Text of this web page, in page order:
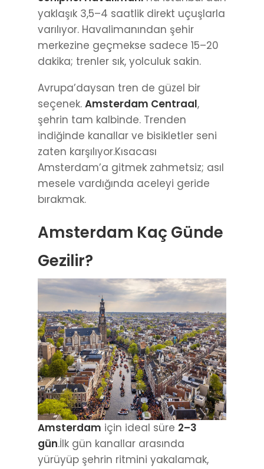
yaklaşık 3,5–4 saatlik direkt uçuşlarla
varılıyor. Havalimanından şehir
merkezine geçmekse sadece 15–20
dakika; trenler sık, yolculuk sakin.
Avrupa’daysan tren de güzel bir
seçenek. Amsterdam Centraal,
şehrin tam kalbinde. Trenden
indiğinde kanallar ve bisikletler seni
zaten karşılıyor.Kısacası
Amsterdam’a gitmek zahmetsiz; asıl
mesele vardığında aceleyi geride
bırakmak.
Amsterdam Kaç Günde
Gezilir?
Amsterdam için ideal süre 2–3
gün.İlk gün kanallar arasında
yürüyüp şehrin ritmini yakalamak,